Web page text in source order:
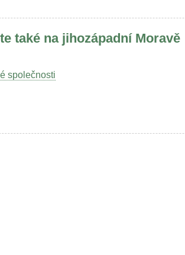
také na jihozápadní Moravě
společnosti